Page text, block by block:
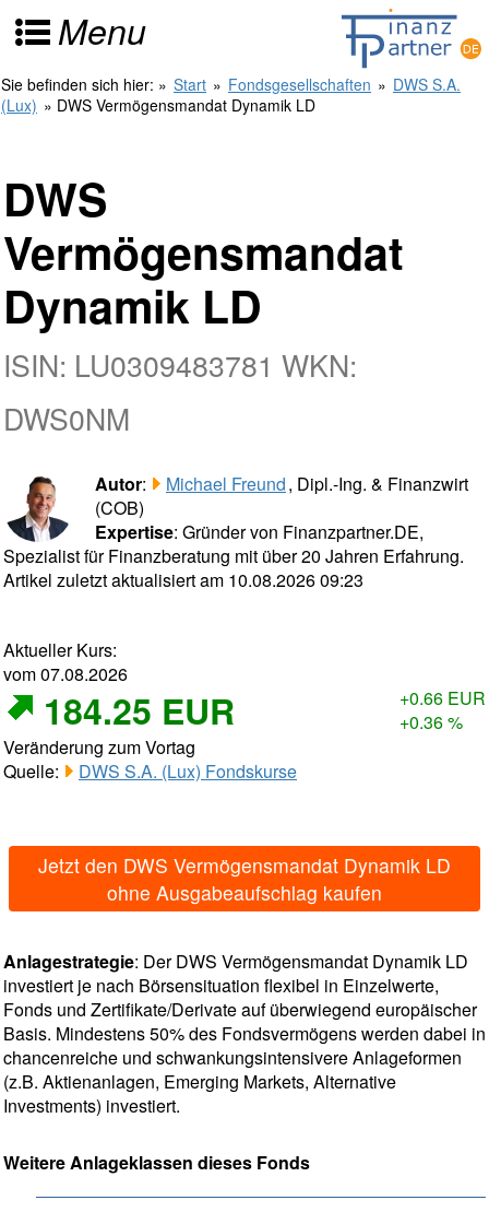
Menu
Sie befinden sich hier: » Start » Fondsgesellschaften » DWS S.A.
(Lux) » DWS Vermögensmandat Dynamik LD
DWS
Vermögensmandat
Dynamik LD
ISIN: LU0309483781 WKN:
DWS0NM
Autor: Michael Freund, Dipl.-Ing. & Finanzwirt
(COB)
Expertise: Gründer von Finanzpartner.DE,
Spezialist für Finanzberatung mit über 20 Jahren Erfahrung.
Artikel zuletzt aktualisiert am 10.08.2026 09:23
Aktueller Kurs:
vom 07.08.2026
184.25 EUR
+0.66 EUR
+0.36 %
Veränderung zum Vortag
Quelle:
DWS S.A. (Lux) Fondskurse
Jetzt den DWS Vermögensmandat Dynamik LD
ohne Ausgabeaufschlag kaufen
Anlagestrategie: Der DWS Vermögensmandat Dynamik LD
investiert je nach Börsensituation flexibel in Einzelwerte,
Fonds und Zertifikate/Derivate auf überwiegend europäischer
Basis. Mindestens 50% des Fondsvermögens werden dabei in
chancenreiche und schwankungsintensivere Anlageformen
(z.B. Aktienanlagen, Emerging Markets, Alternative
Investments) investiert.
Weitere Anlageklassen dieses Fonds